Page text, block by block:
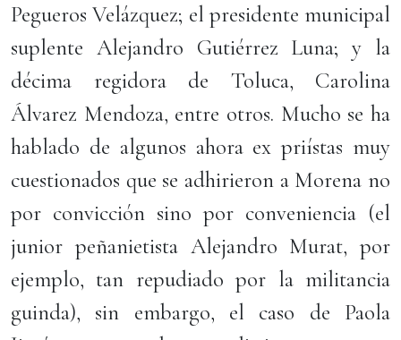
Pegueros Velázquez; el presidente municipal
suplente Alejandro Gutiérrez Luna; y la
décima regidora de Toluca, Carolina
Álvarez Mendoza, entre otros. Mucho se ha
hablado de algunos ahora ex priístas muy
cuestionados que se adhirieron a Morena no
por convicción sino por conveniencia (el
junior peñanietista Alejandro Murat, por
ejemplo, tan repudiado por la militancia
guinda), sin embargo, el caso de Paola